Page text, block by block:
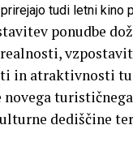
tudi letni
ponudbe
in atraktivnosti
dediščine